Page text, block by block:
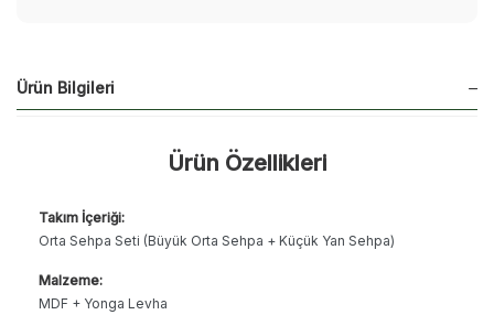
Ürün Bilgileri
Ürün Özellikleri
Takım İçeriği:
Orta Sehpa Seti (Büyük Orta Sehpa + Küçük Yan Sehpa)
Malzeme:
MDF + Yonga Levha